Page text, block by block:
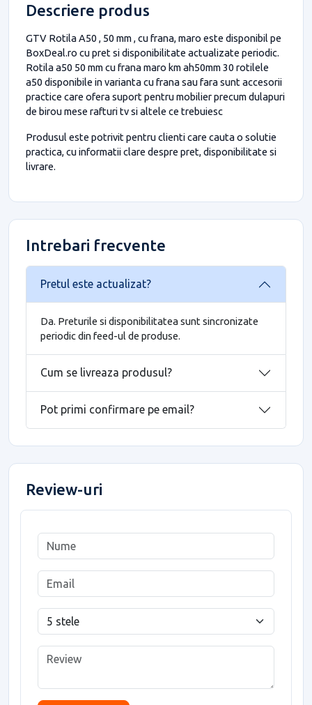
Descriere produs
GTV Rotila A50 , 50 mm , cu frana, maro este disponibil pe
BoxDeal.ro cu pret si disponibilitate actualizate periodic.
Rotila a50 50 mm cu frana maro km ah50mm 30 rotilele
a50 disponibile in varianta cu frana sau fara sunt accesorii
practice care ofera suport pentru mobilier precum dulapuri
de birou mese rafturi tv si altele ce trebuiesc
Produsul este potrivit pentru clienti care cauta o solutie
practica, cu informatii clare despre pret, disponibilitate si
livrare.
Intrebari frecvente
Pretul este actualizat?
Da. Preturile si disponibilitatea sunt sincronizate
periodic din feed-ul de produse.
Cum se livreaza produsul?
Pot primi confirmare pe email?
Review-uri